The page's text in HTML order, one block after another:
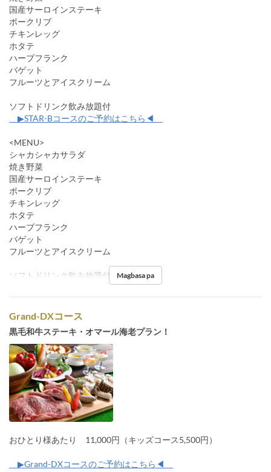
国産サーロインステーキ
ポークリブ
チキンレッグ
ホタテ
ハーブフランク
バゲット
フルーツとアイスクリーム
ソフトドリンク飲み放題付
▶STAR-Bコースのご予約はこちら◀
<MENU>
シャカシャカサラダ
焼き野菜
国産サーロインステーキ
ポークリブ
チキンレッグ
ホタテ
ハーブフランク
バゲット
フルーツとアイスクリーム
ソフトドリンク飲み放題付 Magbasa pa
Grand-DXコース
黒毛和牛ステーキ・オマール海老プラン！
おひとり様あたり 11,000円（キッズコース5,500円）
▶Grand-DXコースのご予約はこちら◀